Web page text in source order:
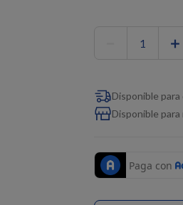
＋
Disponible
Disponible